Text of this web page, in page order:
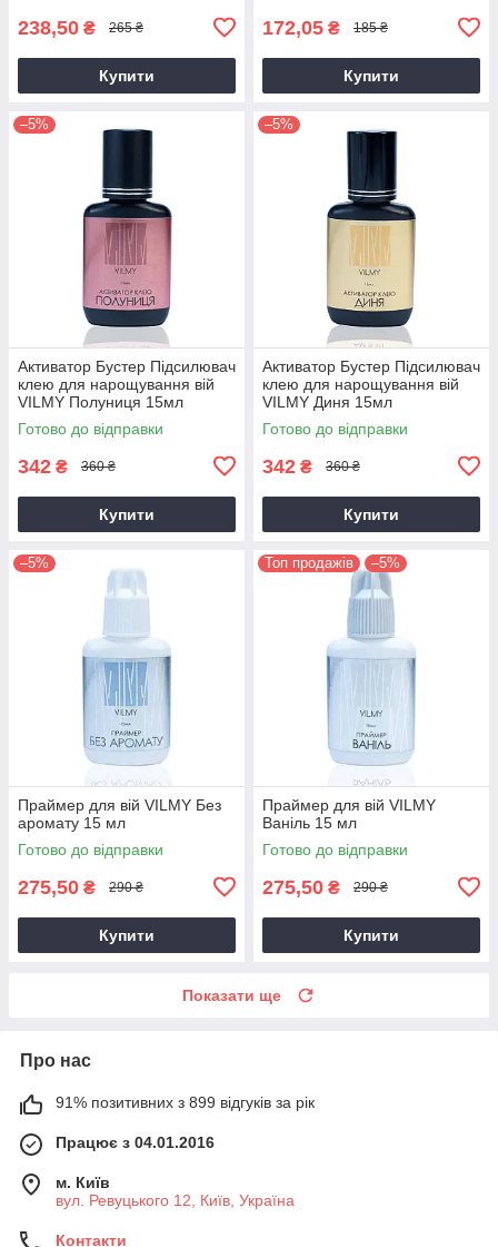
238,50 ₴ 265 ₴
Купити
172,05 ₴ 185 ₴
Купити
–5%
Активатор Бустер Підсилювач
клею для нарощування вій
VILMY Полуниця 15мл
Готово до відправки
342 ₴ 360 ₴
Купити
–5%
Активатор Бустер Підсилювач
клею для нарощування вій
VILMY Диня 15мл
Готово до відправки
342 ₴ 360 ₴
Купити
–5%
Праймер для вій VILMY Без
аромату 15 мл
Готово до відправки
275,50 ₴ 290 ₴
Купити
Топ продажів –5%
Праймер для вій VILMY
Ваніль 15 мл
Готово до відправки
275,50 ₴ 290 ₴
Купити
Показати ще
Про нас
91% позитивних з 899 відгуків за рік
Працює з 04.01.2016
м. Київ
вул. Ревуцького 12, Київ, Україна
Контакти